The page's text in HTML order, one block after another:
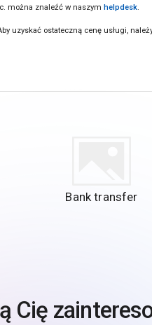
można znaleźć w naszym helpdesk
uzyskać ostateczną cenę usługi,
Bank transfer
Cię